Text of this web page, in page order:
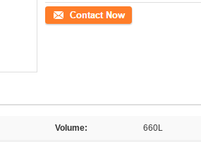
Contact
Volume: 660L